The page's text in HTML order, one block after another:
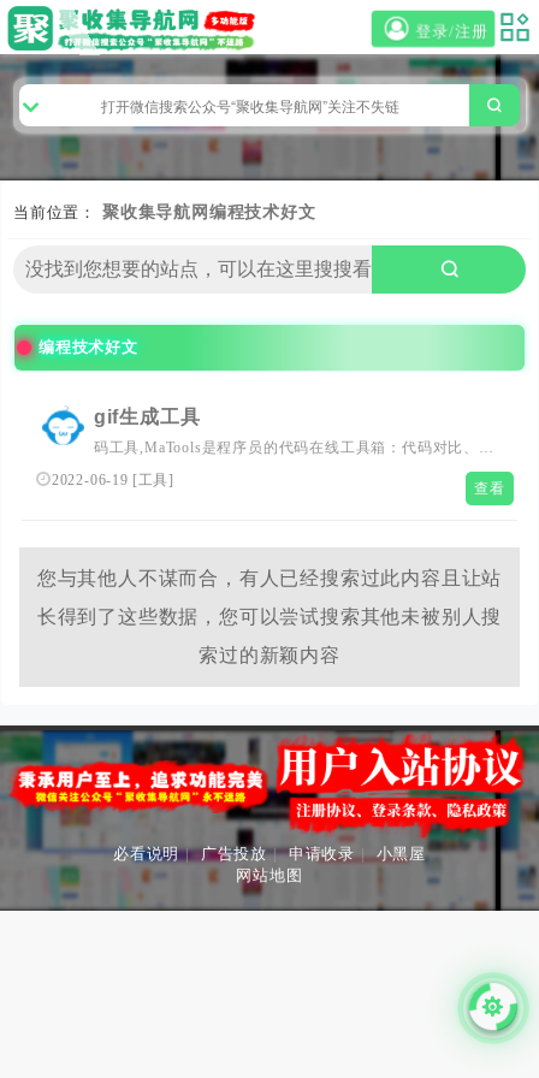
登录/注册
当前位置： 聚收集导航网 编程技术好文
编程技术好文
gif生成工具
码工具,MaTools是程序员的代码在线工具箱：代码对比、格
式化、压缩、加密解密、时间戳、二维码、在线API、
Crontab、正则表达式,还有js/h5/css3特效、技术好文、编程
2022-06-19 [工具] 查看
您与其他人不谋而合，有人已经搜索过此内容且让站
长得到了这些数据，您可以尝试搜索其他未被别人搜
索过的新颖内容
必看说明 | 广告投放 | 申请收录 |
小黑屋
网站地图